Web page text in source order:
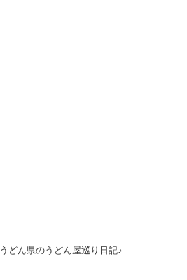
うどん県のうどん屋巡り日記♪